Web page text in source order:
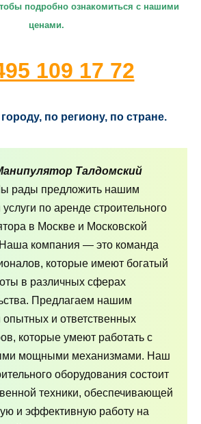
подробно ознакомиться с нашими
ценами.
109 17 72
по региону, по стране.
Талдомский
рады предложить нашим
по аренде строительного
в Москве и Московской
компания — это команда
которые имеют богатый
в различных сферах
Предлагаем нашим
опытных и ответственных
которые умеют работать с
мощными механизмами. Наш
оборудования состоит
техники, обеспечивающей
и эффективную работу на